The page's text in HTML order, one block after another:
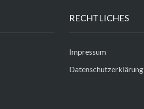
RECHTLICHES
Impressum
Datenschutzerklärung